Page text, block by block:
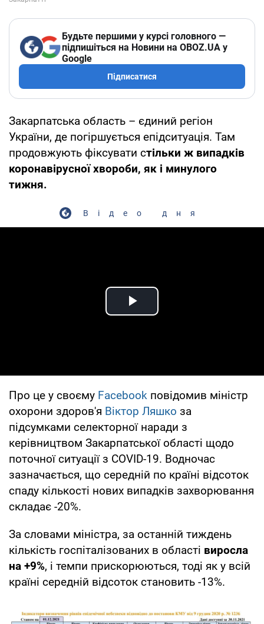
Будьте першими у курсі головного —
підпишіться на Новини на OBOZ.UA у
Google
Підписатися
Закарпатська область – єдиний регіон
України, де погіршується епідситуація. Там
продовжують фіксувати стільки ж випадків
коронавірусної хвороби, як і минулого
тижня.
Відео дня
Play Video
Про це у своєму Facebook повідомив міністр
охорони здоров'я Віктор Ляшко за
підсумками селекторної наради з
керівництвом Закарпатської області щодо
поточної ситуації з COVID-19. Водночас
зазначається, що середній по країні відсоток
спаду кількості нових випадків захворювання
складає -20%.
За словами міністра, за останній тиждень
кількість госпіталізованих в області виросла
на +9%, і темпи прискорюються, тоді як у всій
країні середній відсоток становить -13%.